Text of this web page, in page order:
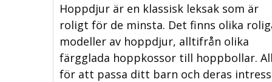
Hoppdjur är en klassisk leksak som är
roligt för de minsta. Det finns olika
modeller av hoppdjur, alltifrån olika
färgglada hoppkossor till hoppbollar.
för att passa ditt barn och deras